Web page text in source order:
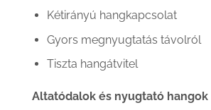
Kétirányú hangkapcsolat
Gyors megnyugtatás távolról
Tiszta hangátvitel
Altatódalok és nyugtató hangok